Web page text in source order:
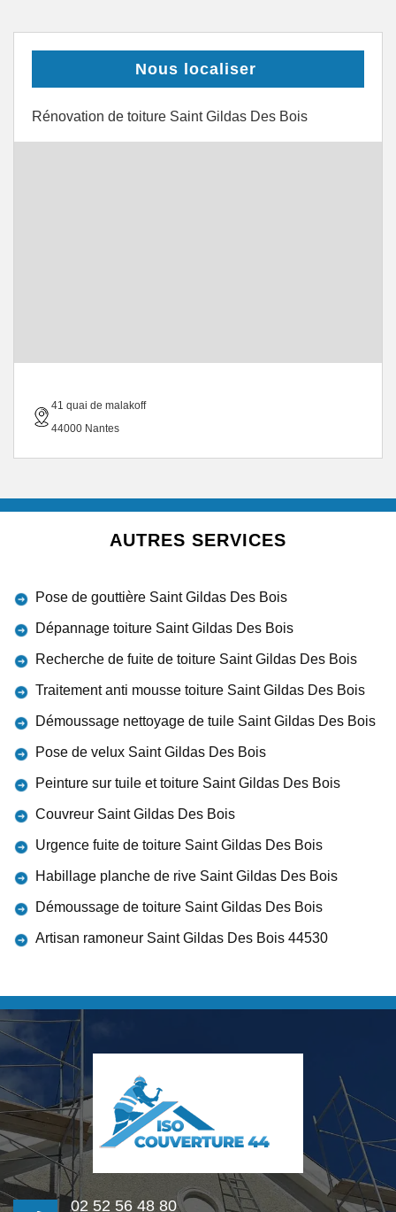
Nous localiser
Rénovation de toiture Saint Gildas Des Bois
41 quai de malakoff
44000 Nantes
AUTRES SERVICES
Pose de gouttière Saint Gildas Des Bois
Dépannage toiture Saint Gildas Des Bois
Recherche de fuite de toiture Saint Gildas Des Bois
Traitement anti mousse toiture Saint Gildas Des Bois
Démoussage nettoyage de tuile Saint Gildas Des Bois
Pose de velux Saint Gildas Des Bois
Peinture sur tuile et toiture Saint Gildas Des Bois
Couvreur Saint Gildas Des Bois
Urgence fuite de toiture Saint Gildas Des Bois
Habillage planche de rive Saint Gildas Des Bois
Démoussage de toiture Saint Gildas Des Bois
Artisan ramoneur Saint Gildas Des Bois 44530
02 52 56 48 80